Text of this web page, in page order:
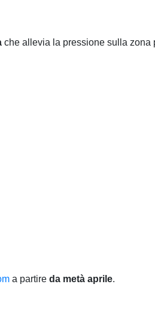
che allevia la pressione sulla
a partire da metà aprile.